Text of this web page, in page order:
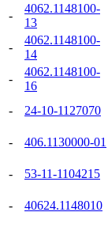
-
4062.1148100-
13
-
4062.1148100-
14
-
4062.1148100-
16
-
24-10-1127070
-
406.1130000-01
-
53-11-1104215
-
40624.1148010